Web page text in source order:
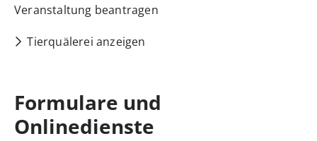
Veranstaltung beantragen
Tierquälerei anzeigen
Formulare und
Onlinedienste